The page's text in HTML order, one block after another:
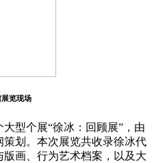
览现场
型个展“徐冰：回顾展”，由
划。本次展览共收录徐冰代
画、行为艺术档案，以及大